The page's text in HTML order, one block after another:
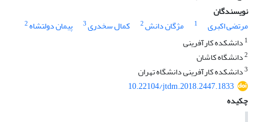
نویسندگان
مرتضی اکبری
1 مژگان دانش2 کمال سخدری3 پیمان دولتشاه2
1 دانشکده کارآفرینی
2دانشگاه کاشان
3دانشکده کارآفرینی دانشگاه تهران
10.22104/jtdm.2018.2447.1833
چکیده